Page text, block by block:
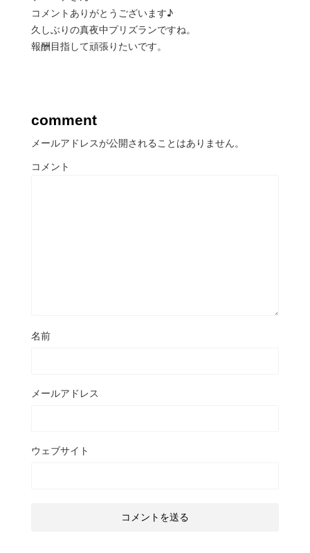
コメントありがとうございます♪
久しぶりの真夜中プリズランですね。
報酬目指して頑張りたいです。
comment
メールアドレスが公開されることはありません。
コメント
名前
メールアドレス
ウェブサイト